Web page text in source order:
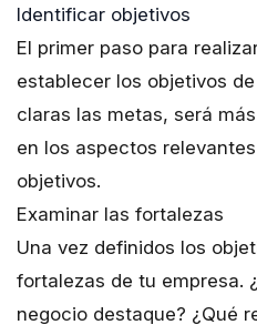
Identificar objetivos
El primer paso para
establecer los objetivos
claras las metas, será
en los aspectos
objetivos.
Examinar las fortalezas
Una vez definidos los
fortalezas de tu empresa.
negocio destaque? ¿Qué